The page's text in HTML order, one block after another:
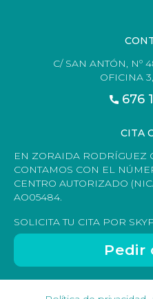
C/ SAN ANTÓN, Nº
OFICINA
676
CITA
EN ZORAIDA RODRÍGUEZ
CONTAMOS CON EL
CENTRO AUTORIZADO
AO05484.
SOLICITA TU CITA POR
Pedir